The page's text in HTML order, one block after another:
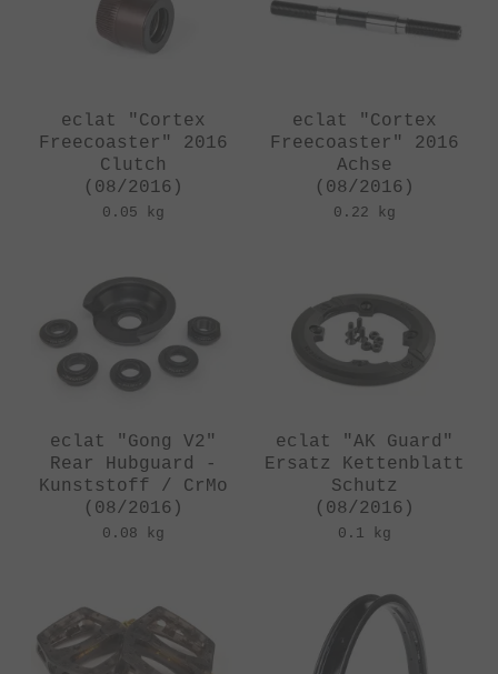
eclat "Cortex
Freecoaster" 2016
Clutch
(08/2016)
0.05 kg
eclat "Cortex
Freecoaster" 2016
Achse
(08/2016)
0.22 kg
eclat "Gong V2"
Rear Hubguard -
Kunststoff / CrMo
(08/2016)
0.08 kg
eclat "AK Guard"
Ersatz Kettenblatt
Schutz
(08/2016)
0.1 kg